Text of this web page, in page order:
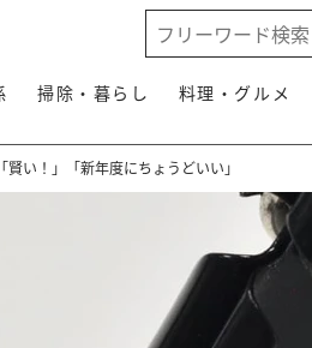
掃除・暮らし 料理・グルメ
い！」「新年度にちょうどいい」